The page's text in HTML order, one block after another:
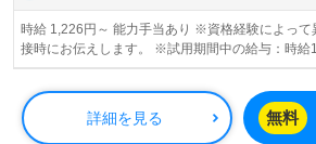
時給 1,226円～ 能力手当あり ※資格経験によっ
接時にお伝えします。 ※試用期間中の給与：時給
詳細を見る 無料